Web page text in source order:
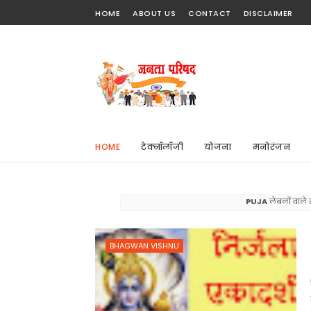
HOME ABOUT US CONTACT DISCLAIMER
HOME टेक्नॉलॉजी योजना मनोरंजन
PUJAलेबलों वाले
BHAGWAN VISHNU